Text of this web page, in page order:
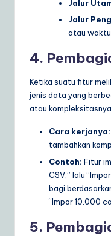
Jalur
Jalur
atau waktu
4.
Ketika suatu fitur
jenis data yang
atau
Cara kerjanya:
tambahkan
Contoh: Fitur
CSV,” lalu
bagi
“Impor 10.000
5.